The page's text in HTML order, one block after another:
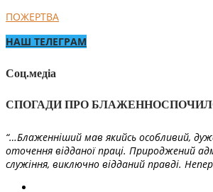
ПОЖЕРТВА
НАШ ТЕЛЕГРАМ
Соц.медіа
СПОГАДИ ПРО
“…Блаженніший мав якийсь особливий,
оточення відданої праці. Природжений
служіння, виключно відданий правді.